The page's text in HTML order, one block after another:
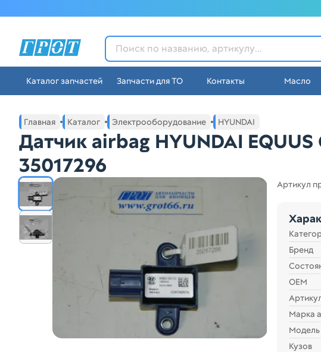
ГРОТ - Автозапчасти в
Каталог запчастей Запчасти для ТО Контакты Масло
Основное меню навигации интернет-магазина автозапчастей в
Главная Каталог Электрооборудование HYUNDAI
Датчик airbag HYUNDAI
35017296
Артикул
Бренд
ОЕМ
Марка
Кузов